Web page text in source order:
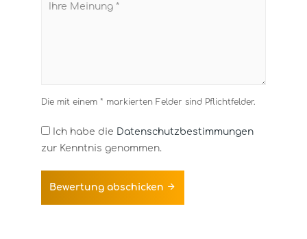
Die mit einem * markierten Felder sind Pflichtfelder.
Ich habe die Datenschutzbestimmungen
zur Kenntnis genommen.
Bewertung abschicken